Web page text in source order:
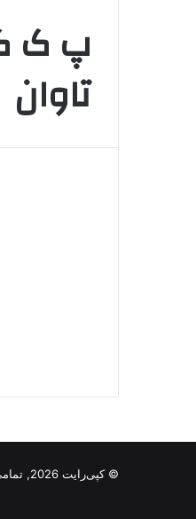
پ ک
تاوان
© کپی‌رایت 2026, تمامی حقوق متعلق است به |